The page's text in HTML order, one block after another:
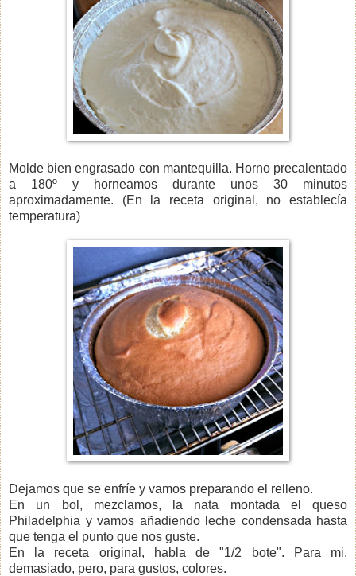
Molde bien engrasado con mantequilla. Horno precalentado
a 180º y horneamos durante unos 30 minutos
aproximadamente. (En la receta original, no establecía
temperatura)
Dejamos que se enfríe y vamos preparando el relleno.
En un bol, mezclamos, la nata montada el queso
Philadelphia y vamos añadiendo leche condensada hasta
que tenga el punto que nos guste.
En la receta original, habla de "1/2 bote". Para mi,
demasiado, pero, para gustos, colores.